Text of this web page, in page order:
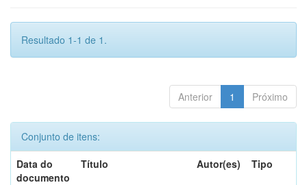
Resultado 1-1 de 1.
Anterior 1 Próximo
Conjunto de itens:
Data do
documento
Título Autor(es) Tipo